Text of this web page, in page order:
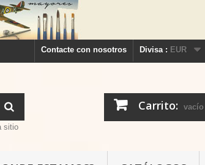
Divisa : EUR
Contacte con nosotros
Carrito: vacío
sitio